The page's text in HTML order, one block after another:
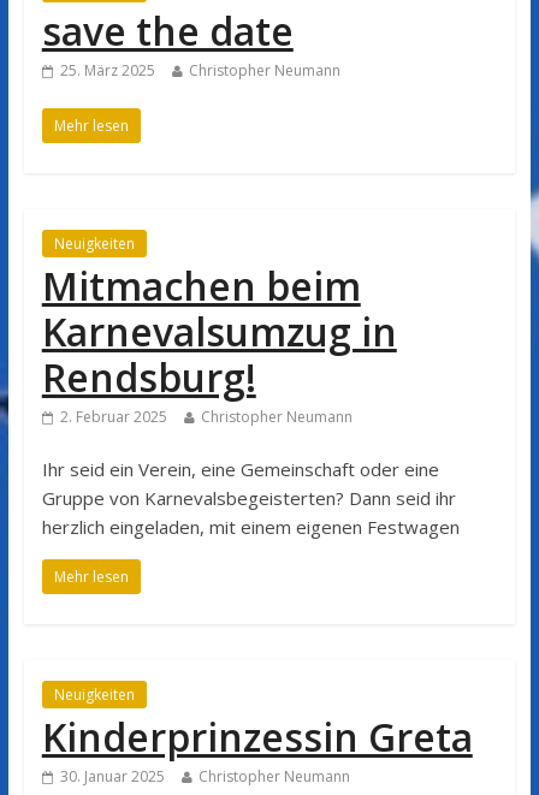
save the date
25. März 2025 Christopher Neumann
Mehr lesen
Neuigkeiten
Mitmachen beim
Karnevalsumzug in
Rendsburg!
2. Februar 2025 Christopher Neumann
Ihr seid ein Verein, eine Gemeinschaft oder eine
Gruppe von Karnevalsbegeisterten? Dann seid ihr
herzlich eingeladen, mit einem eigenen Festwagen
Mehr lesen
Neuigkeiten
Kinderprinzessin Greta
30. Januar 2025 Christopher Neumann